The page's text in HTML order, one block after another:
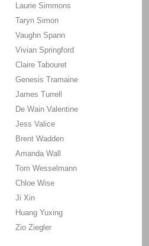
Laurie Simmons
Taryn Simon
Vaughn Spann
Vivian Springford
Claire Tabouret
Genesis Tramaine
James Turrell
De Wain Valentine
Jess Valice
Brent Wadden
Amanda Wall
Tom Wesselmann
Chloe Wise
Ji Xin
Huang Yuxing
Zio Ziegler